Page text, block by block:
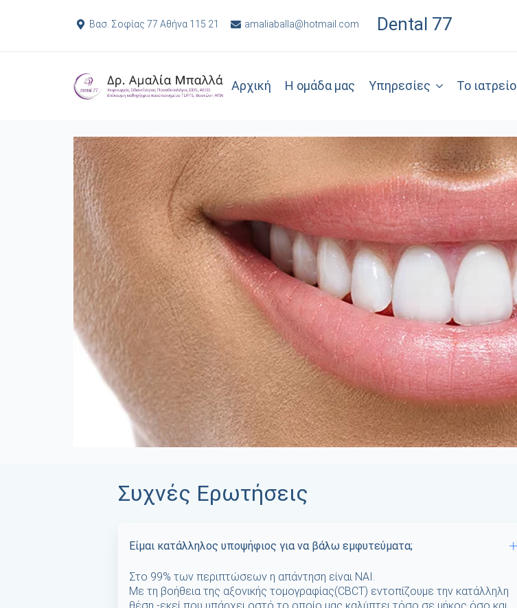
Βασ. Σοφίας 77 Αθήνα 115 21 amaliaballa@hotmail.com Dental 77
Αρχική Η ομάδα μας Υπηρεσίες Το ιατρείο
Συχνές Ερωτήσεις
Είμαι κατάλληλος υποψήφιος για να βάλω εμφυτεύματα;
Στο 99% των περιπτώσεων η απάντηση είναι ΝAI.
Με τη βοήθεια της αξονικής τομογραφίας(CBCT) εντοπίζουμε την κατάλληλη